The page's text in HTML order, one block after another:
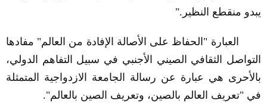
يبدو منقطع النظير."
العبارة "الحفاظ على الأصالة الإفادة من العالم" مفادها
التواصل الثقافي الصيني الأجنبي في سبيل التفاهم الدولي،
بالأحرى هي عبارة عن رسالة الجامعة الازدواجية المتمثلة
في "تعريف العالم بالصين، وتعريف الصين بالعالم".